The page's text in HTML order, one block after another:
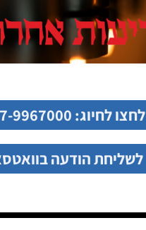
לחצו לחיוג: 077-9967000
לשליחת הודעה